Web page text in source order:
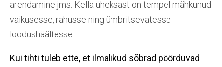
arendamine jms. Kella üheksast on tempel mähkunud
vaikusesse, rahusse ning ümbritsevatesse
loodushäältesse.
Kui tihti tuleb ette, et ilmalikud sõbrad pöörduvad